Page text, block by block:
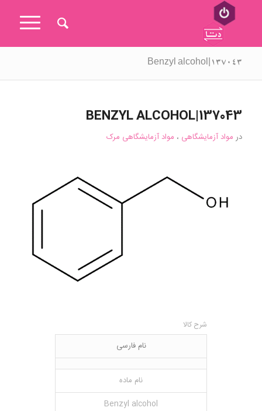
Benzyl alcohol|137043
BENZYL ALCOHOL|137043
در مواد آزمایشگاهی ، مواد آزمایشگاهی مرک
شرح کالا
نام فارسی
نام ماده
Benzyl alcohol